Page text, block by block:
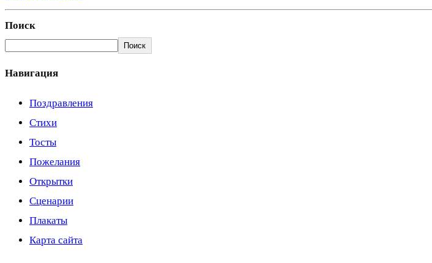
Поиск
Поиск
Навигация
Поздравления
Стихи
Тосты
Пожелания
Открытки
Сценарии
Плакаты
Карта сайта